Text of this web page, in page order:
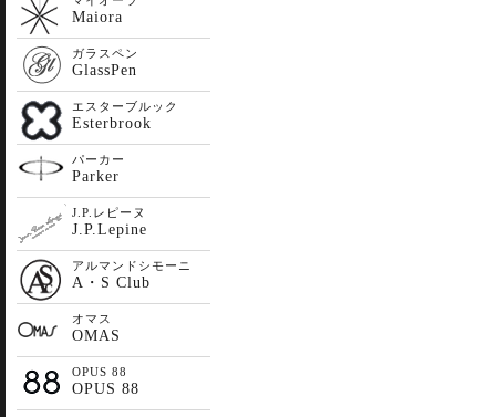
Maiora
ガラスペン
GlassPen
エスターブルック
Esterbrook
パーカー
Parker
J.P.レピーヌ
J.P.Lepine
アルマンドシモーニ
A・S Club
オマス
OMAS
OPUS 88
OPUS 88